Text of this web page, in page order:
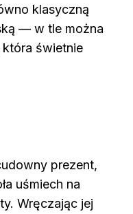
klasyczną
— w tle można
świetnie
prezent,
uśmiech na
Wręczając jej